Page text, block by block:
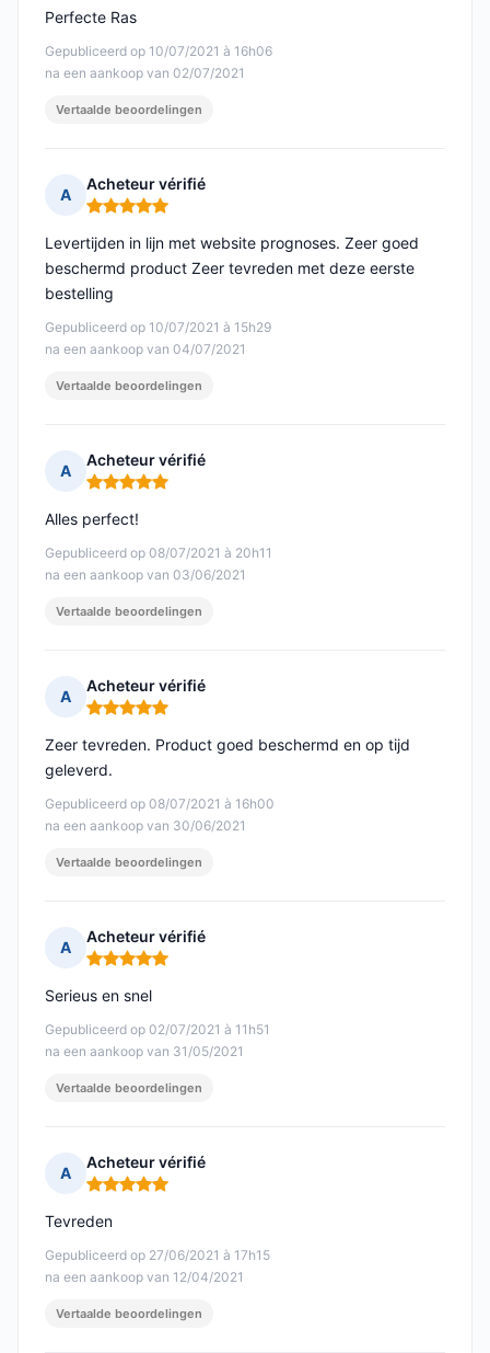
Gepubliceerd op 10/07/2021 à 16h06
na een aankoop van 02/07/2021
Perfecte Ras
Vertaalde beoordelingen
A
Acheteur vérifié
Opmerking: 5 van 5
Gepubliceerd op 10/07/2021 à 15h29
na een aankoop van 04/07/2021
Levertijden in lijn met website prognoses. Zeer goed
beschermd product Zeer tevreden met deze eerste
bestelling
Vertaalde beoordelingen
A
Acheteur vérifié
Opmerking: 5 van 5
Gepubliceerd op 08/07/2021 à 20h11
na een aankoop van 03/06/2021
Alles perfect!
Vertaalde beoordelingen
A
Acheteur vérifié
Opmerking: 5 van 5
Gepubliceerd op 08/07/2021 à 16h00
na een aankoop van 30/06/2021
Zeer tevreden. Product goed beschermd en op tijd
geleverd.
Vertaalde beoordelingen
A
Acheteur vérifié
Opmerking: 5 van 5
Gepubliceerd op 02/07/2021 à 11h51
na een aankoop van 31/05/2021
Serieus en snel
Vertaalde beoordelingen
A
Acheteur vérifié
Opmerking: 5 van 5
Gepubliceerd op 27/06/2021 à 17h15
na een aankoop van 12/04/2021
Tevreden
Vertaalde beoordelingen